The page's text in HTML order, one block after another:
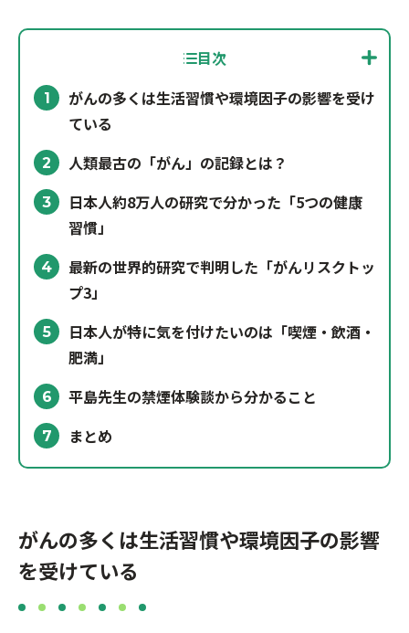
目次
1
がんの多くは生活習慣や環境因子の影響を受け
ている
2 人類最古の「がん」の記録とは？
3
日本人約8万人の研究で分かった「5つの健康
習慣」
4
最新の世界的研究で判明した「がんリスクトッ
プ3」
5
日本人が特に気を付けたいのは「喫煙・飲酒・
肥満」
6 平島先生の禁煙体験談から分かること
7 まとめ
がんの多くは生活習慣や環境因子の影響
を受けている